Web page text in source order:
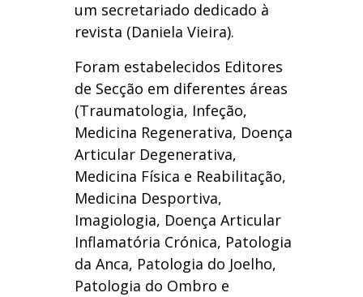
um secretariado dedicado à
revista (Daniela Vieira).
Foram estabelecidos Editores
de Secção em diferentes áreas
(Traumatologia, Infeção,
Medicina Regenerativa, Doença
Articular Degenerativa,
Medicina Física e Reabilitação,
Medicina Desportiva,
Imagiologia, Doença Articular
Inflamatória Crónica, Patologia
da Anca, Patologia do Joelho,
Patologia do Ombro e